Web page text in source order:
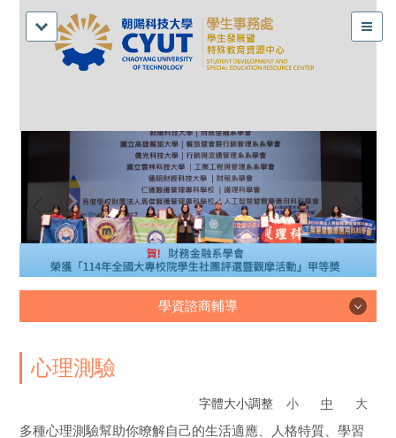
學資諮商輔導
心理測驗
字體大小調整 小 中 大
多種心理測驗幫助你暸解自己的生活適應、人格特質、學習